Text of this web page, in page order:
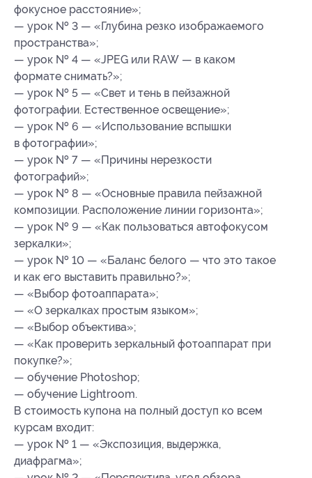
фокусное расстояние»;
— урок № 3 — «Глубина резко изображаемого
пространства»;
— урок № 4 — «JPEG или RAW — в каком
формате снимать?»;
— урок № 5 — «Свет и тень в пейзажной
фотографии. Естественное освещение»;
— урок № 6 — «Использование вспышки
в фотографии»;
— урок № 7 — «Причины нерезкости
фотографий»;
— урок № 8 — «Основные правила пейзажной
композиции. Расположение линии горизонта»;
— урок № 9 — «Как пользоваться автофокусом
зеркалки»;
— урок № 10 — «Баланс белого — что это такое
и как его выставить правильно?»;
— «Выбор фотоаппарата»;
— «О зеркалках простым языком»;
— «Выбор объектива»;
— «Как проверить зеркальный фотоаппарат при
покупке?»;
— обучение Photoshop;
— обучение Lightroom.
В стоимость купона на полный доступ ко всем
курсам входит:
— урок № 1 — «Экспозиция, выдержка,
диафрагма»;